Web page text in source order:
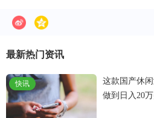
础，借助全球先进的
的教育培训，广泛拓
平等、包容的发展机会
们更加关注地球与人类
最新热门资讯
快讯
这款国产休
做到日入20